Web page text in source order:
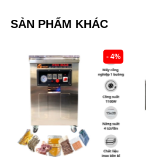
SẢN PHẨM KHÁC